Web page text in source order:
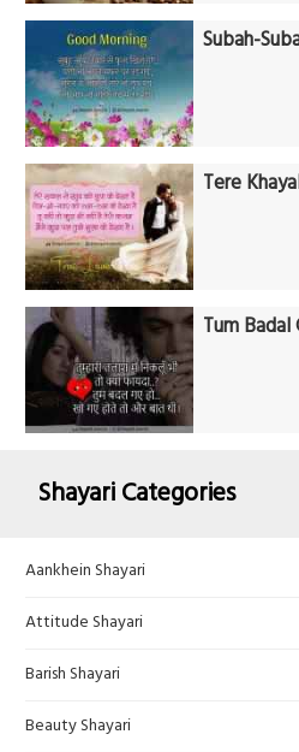
Subah-
Tere
Tum
Shayari Categories
Aankhein Shayari
Attitude Shayari
Barish Shayari
Beauty Shayari